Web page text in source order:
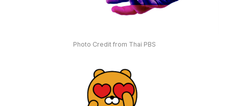
Photo Credit from Thai PBS